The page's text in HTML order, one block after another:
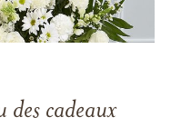
des cadeaux